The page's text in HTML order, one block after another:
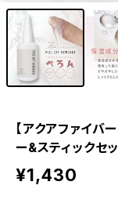
【アクアファイバ
ー&スティックセ
¥1,430